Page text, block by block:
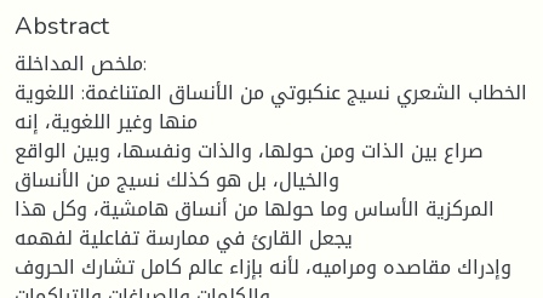
Abstract
ملخص المداخلة:
الخطاب الشعري نسيج عنكبوتي من الأنساق المتناغمة: اللغوية
منها وغير اللغوية، إنه
صراع بين الذات ومن حولها، والذات ونفسها، وبين الواقع
والخيال، بل هو كذلك نسيج من الأنساق
المركزية الأساس وما حولها من أنساق هامشية، وكل هذا
يجعل القارئ في ممارسة تفاعلية لفهمه
وإدراك مقاصده ومراميه، لأنه بإزاء عالم كامل تشارك الحروف